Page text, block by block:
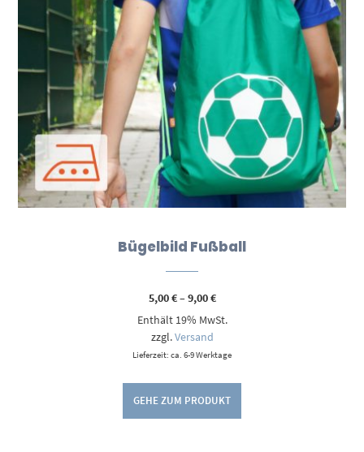
Bügelbild Fußball
5,00€–9,00€Preisspanne:
bis
Enthält 19% MwSt.
zzgl.Versand
Lieferzeit: ca. 6-9 Werktage
GEHE ZUM PRODUKT